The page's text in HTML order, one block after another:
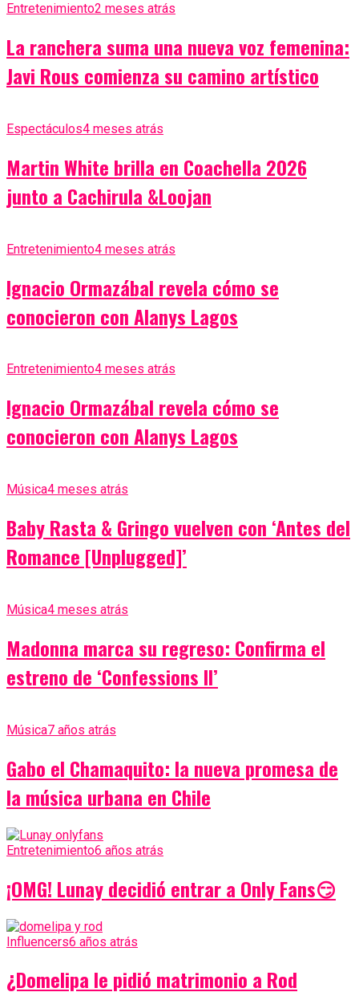
Entretenimiento2 meses atrás
La ranchera suma una nueva voz femenina:
Javi Rous comienza su camino artístico
Espectáculos4 meses atrás
Martin White brilla en Coachella 2026
junto a Cachirula &Loojan
Entretenimiento4 meses atrás
Ignacio Ormazábal revela cómo se
conocieron con Alanys Lagos
Entretenimiento4 meses atrás
Ignacio Ormazábal revela cómo se
conocieron con Alanys Lagos
Música4 meses atrás
Baby Rasta & Gringo vuelven con ‘Antes del
Romance [Unplugged]’
Música4 meses atrás
Madonna marca su regreso: Confirma el
estreno de ‘Confessions II’
Música7 años atrás
Gabo el Chamaquito: la nueva promesa de
la música urbana en Chile
Entretenimiento6 años atrás
¡OMG! Lunay decidió entrar a Only Fans😏
Influencers6 años atrás
¿Domelipa le pidió matrimonio a Rod